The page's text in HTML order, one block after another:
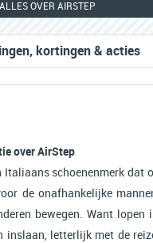
ALLES OVER AIRSTEP
kortingen & acties
over AirStep
Italiaans schoenenmerk dat
de onafhankelijke
bewegen. Want
inslaan, letterlijk met de